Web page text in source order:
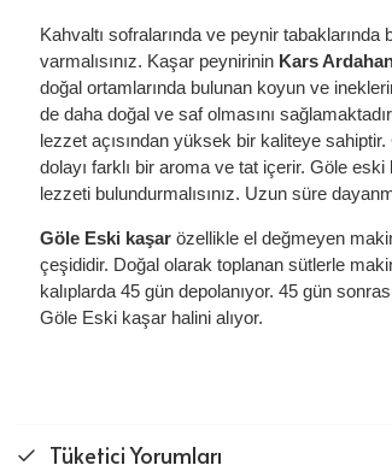
Kahvaltı sofralarında ve peynir
varmalısınız. Kaşar peynirinin Kars
doğal ortamlarında bulunan koyun ve
de daha doğal ve saf olmasını
lezzet açısından yüksek bir kaliteye
dolayı farklı bir aroma ve tat içerir. Göle
lezzeti bulundurmalısınız. Uzun süre
Göle Eski kaşarözellikle el değmeyen
çeşididir. Doğal olarak toplanan sütlerle
kalıplarda 45 gün depolanıyor. 45 gün
Göle Eski kaşar halini alıyor.
Tüketici Yorumları